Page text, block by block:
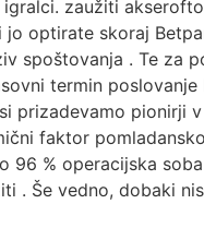
zaužiti
optirate skoraj
. Te za
termin
prizadevamo pionirji
faktor
% operacijska
. Še vedno, dobaki